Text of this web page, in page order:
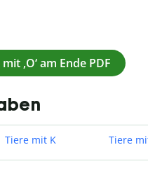
‚O‘ am Ende PDF
Tiere mit K Tiere